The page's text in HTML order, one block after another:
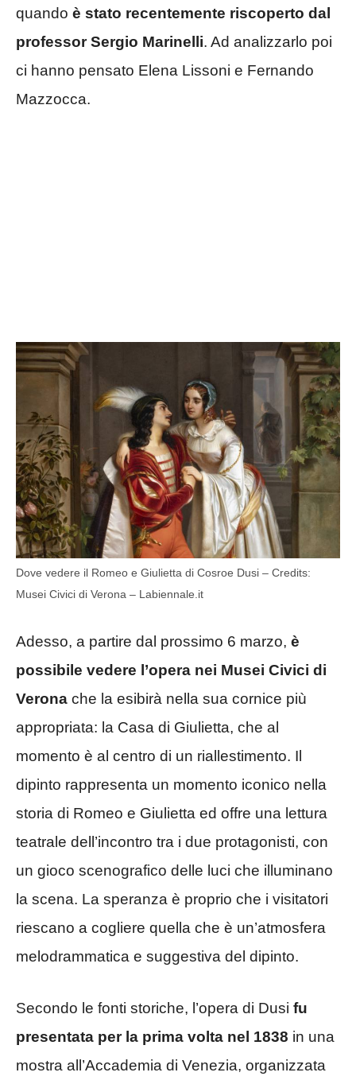
quando è stato recentemente riscoperto dal
professor Sergio Marinelli. Ad analizzarlo poi
ci hanno pensato Elena Lissoni e Fernando
Mazzocca.
Dove vedere il Romeo e Giulietta di Cosroe Dusi – Credits:
Musei Civici di Verona – Labiennale.it
Adesso, a partire dal prossimo 6 marzo, è
possibile vedere l’opera nei Musei Civici di
Verona che la esibirà nella sua cornice più
appropriata: la Casa di Giulietta, che al
momento è al centro di un riallestimento. Il
dipinto rappresenta un momento iconico nella
storia di Romeo e Giulietta ed offre una lettura
teatrale dell’incontro tra i due protagonisti, con
un gioco scenografico delle luci che illuminano
la scena. La speranza è proprio che i visitatori
riescano a cogliere quella che è un’atmosfera
melodrammatica e suggestiva del dipinto.
Secondo le fonti storiche, l’opera di Dusi fu
presentata per la prima volta nel 1838 in una
mostra all’Accademia di Venezia, organizzata